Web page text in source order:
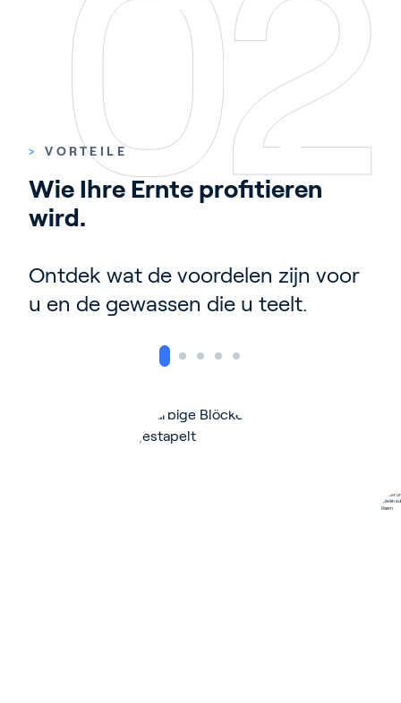
> VORTEILE
Wie Ihre Ernte profitieren
wird.
Ontdek wat de voordelen zijn voor
u en de gewassen die u teelt.